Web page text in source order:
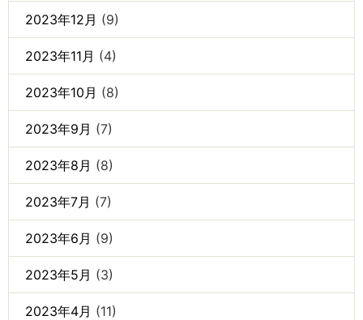
2023年12月 (9)
2023年11月 (4)
2023年10月 (8)
2023年9月 (7)
2023年8月 (8)
2023年7月 (7)
2023年6月 (9)
2023年5月 (3)
2023年4月 (11)